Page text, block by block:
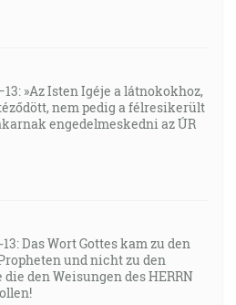
»Az Isten Igéje a látnokokhoz,
nem pedig a félresikerült
engedelmeskedni az ÚR
Das Wort Gottes kam zu den
und nicht zu den
den Weisungen des HERRN